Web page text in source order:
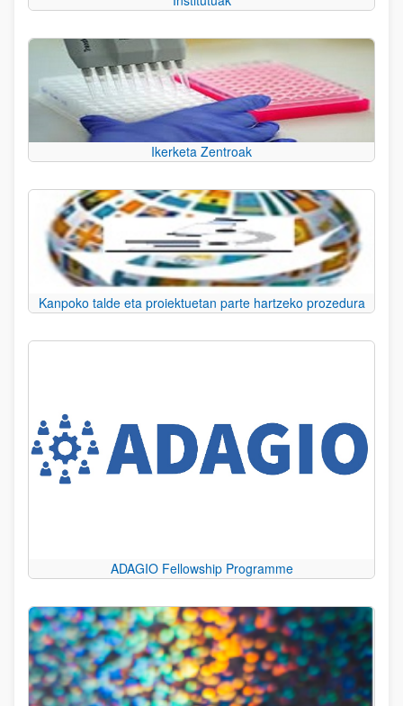
Ikerketa Zentroak
Kanpoko talde eta proiektuetan parte hartzeko prozedura
ADAGIO Fellowship Programme